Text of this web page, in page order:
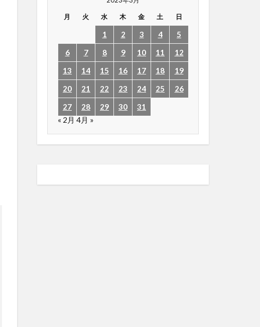
月 火 水 木 金 土 日
1 2 3 4
5
6
7 8 9 10 11
12
13
14 15 16 17 18
19
20
21 22 23 24 25
26
27
28 29 30
31
« 2月 4月 »